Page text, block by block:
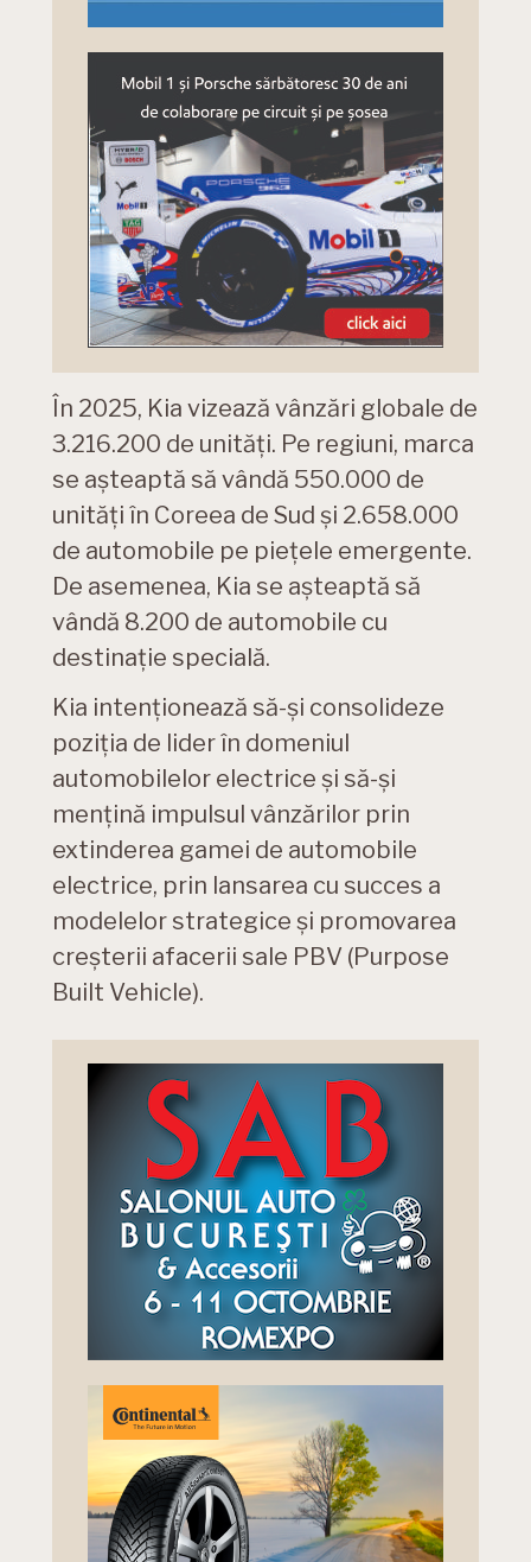
În 2025, Kia vizează vânzări globale de
3.216.200 de unități. Pe regiuni, marca
se așteaptă să vândă 550.000 de
unități în Coreea de Sud și 2.658.000
de automobile pe piețele emergente.
De asemenea, Kia se așteaptă să
vândă 8.200 de automobile cu
destinație specială.
Kia intenționează să-și consolideze
poziția de lider în domeniul
automobilelor electrice și să-și
mențină impulsul vânzărilor prin
extinderea gamei de automobile
electrice, prin lansarea cu succes a
modelelor strategice și promovarea
creșterii afacerii sale PBV (Purpose
Built Vehicle).